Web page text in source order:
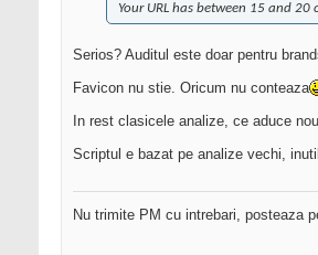
Your URL has between 15 and
Serios? Auditul este doar pentru
Favicon nu stie. Oricum nu conteaza
In rest clasicele analize, ce aduce
Scriptul e bazat pe analize vechi,
Nu trimite PM cu intrebari, posteaza